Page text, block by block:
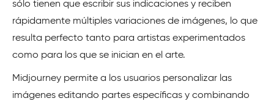
sólo tienen que escribir sus indicaciones y reciben
rápidamente múltiples variaciones de imágenes, lo que
resulta perfecto tanto para artistas experimentados
como para los que se inician en el arte.
Midjourney permite a los usuarios personalizar las
imágenes editando partes específicas y combinando